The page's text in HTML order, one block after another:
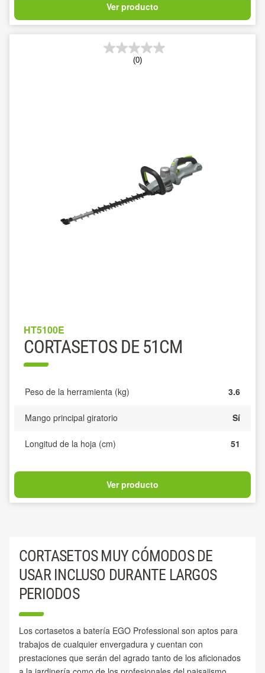
Ver producto
(0)
HT5100E
CORTASETOS DE 51CM
Peso de la herramienta (kg) 3.6
Mango principal giratorio Sí
Longitud de la hoja (cm) 51
Ver producto
CORTASETOS MUY CÓMODOS DE
USAR INCLUSO DURANTE LARGOS
PERIODOS
Los cortasetos a batería EGO Professional son aptos para
trabajos de cualquier envergadura y cuentan con
prestaciones que serán del agrado tanto de los aficionados